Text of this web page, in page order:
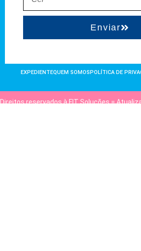
Enviar
EXPEDIENTEQUEM SOMOS POLÍTICA DE
Direitos reservados à FIT Soluções =